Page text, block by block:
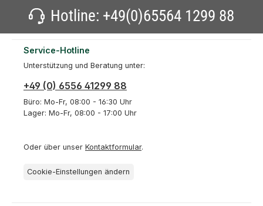
Hotline: +49(0)65564 1299 88
Service-Hotline
Unterstützung und Beratung unter:
+49 (0) 6556 41299 88
Büro: Mo-Fr, 08:00 - 16:30 Uhr
Lager: Mo-Fr, 08:00 - 17:00 Uhr
Oder über unser Kontaktformular.
Cookie-Einstellungen ändern